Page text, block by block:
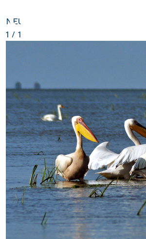
Offres
Destinations
Bateaux
Informations
Contact
NEU
1 / 1